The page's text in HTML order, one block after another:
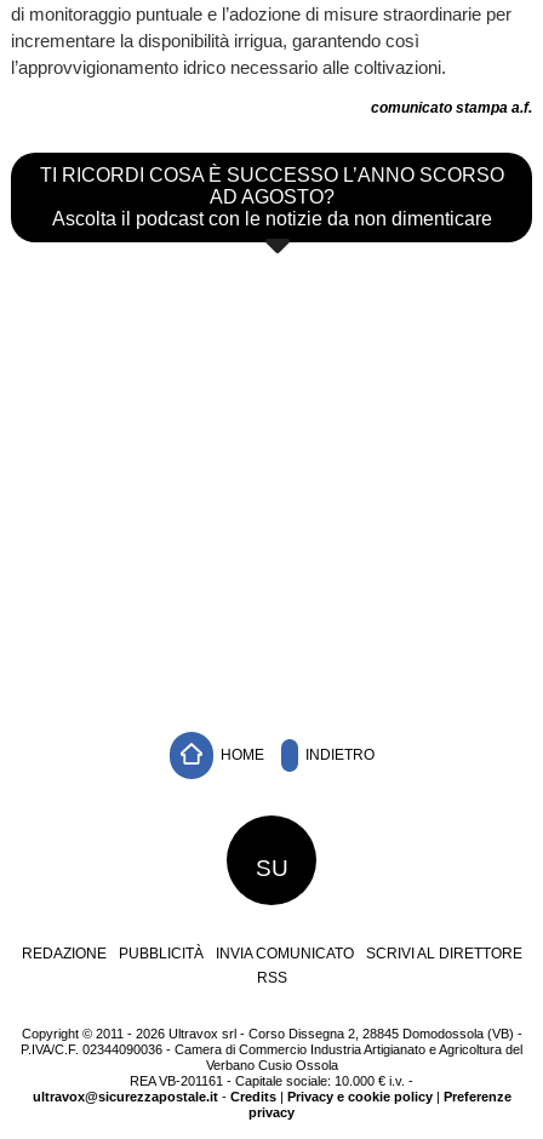
di monitoraggio puntuale e l’adozione di misure straordinarie per
incrementare la disponibilità irrigua, garantendo così
l’approvvigionamento idrico necessario alle coltivazioni.
comunicato stampa a.f.
TI RICORDI COSA È SUCCESSO L’ANNO SCORSO
AD AGOSTO?
Ascolta il podcast con le notizie da non dimenticare
HOME INDIETRO
SU
REDAZIONE PUBBLICITÀ INVIA COMUNICATO
SCRIVI AL DIRETTORE
RSS
Copyright © 2011 - 2026 Ultravox srl - Corso Dissegna 2, 28845 Domodossola (VB) -
P.IVA/C.F. 02344090036 - Camera di Commercio Industria Artigianato e Agricoltura del
Verbano Cusio Ossola
REA VB-201161 - Capitale sociale: 10.000 € i.v. -
ultravox@sicurezzapostale.it- Credits| Privacy e cookie policy| Preferenze
privacy